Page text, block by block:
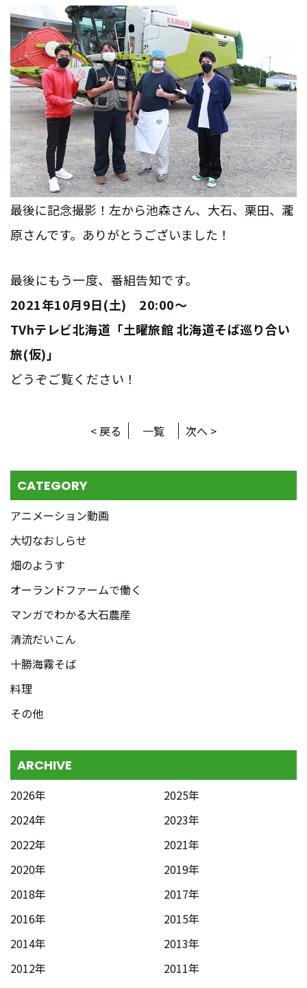
最後に記念撮影！左から池森さん、大石、栗田、瀧
原さんです。ありがとうございました！
最後にもう一度、番組告知です。
2021年10月9日(土) 20:00〜
TVhテレビ北海道 「土曜旅館 北海道そば巡り合い
旅(仮)」
どうぞご覧ください！
< 戻る 一覧 次へ >
CATEGORY
アニメーション動画
大切なおしらせ
畑のようす
オーランドファームで働く
マンガでわかる大石農産
清流だいこん
十勝海霧そば
料理
その他
ARCHIVE
2026年
2025年
2024年
2023年
2022年
2021年
2020年
2019年
2018年
2017年
2016年
2015年
2014年
2013年
2012年
2011年